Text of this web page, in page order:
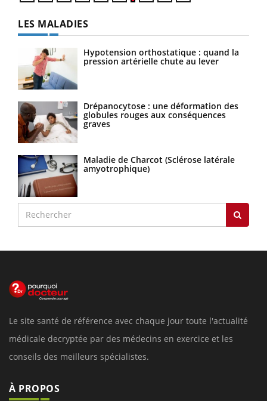
LES MALADIES
Hypotension orthostatique : quand la
pression artérielle chute au lever
Drépanocytose : une déformation des
globules rouges aux conséquences
graves
Maladie de Charcot (Sclérose latérale
amyotrophique)
Le site santé de référence avec chaque jour toute l'actualité
médicale decryptée par des médecins en exercice et les
conseils des meilleurs spécialistes.
À PROPOS